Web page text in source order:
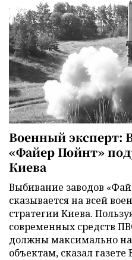
Военный эксперт:
«Файер Пойнт»
Киева
Выбивание заводов
сказывается на всей
стратегии Киева.
современных средств
должны максимально
объектам, сказал